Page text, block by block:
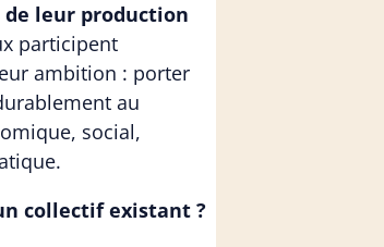
leur production
participent
ambition : porter
au
social,
collectif existant ?